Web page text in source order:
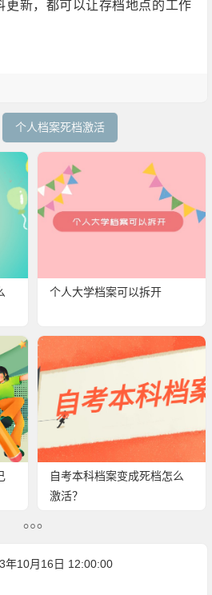
更新，都可以让存档地点的工作
个人档案死档激活
个人大学档案可以拆开
自考本科档案变成死档怎么
激活？
年10月16日 12:00:00